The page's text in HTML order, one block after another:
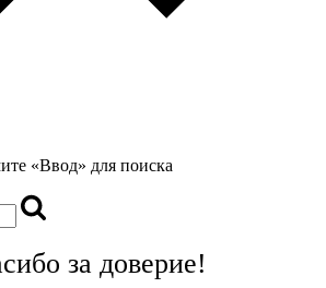
«Ввод» для поиска
за доверие!